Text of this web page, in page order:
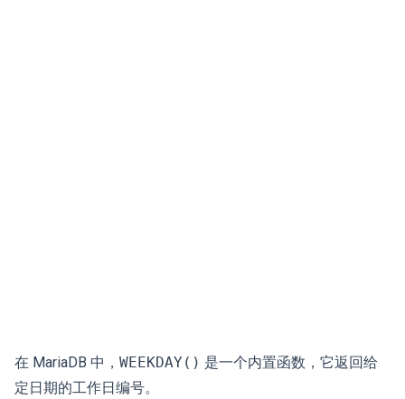
在 MariaDB 中， WEEKDAY() 是一个内置函数，它返回给
定日期的工作日编号。